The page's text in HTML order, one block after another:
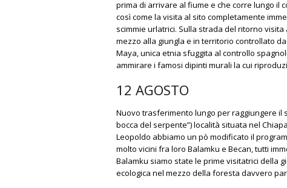
prima di arrivare al fiume e che corre lungo il
così come la visita al sito completamente
scimmie urlatrici. Sulla strada del ritorno
mezzo alla giungla e in territorio controllato
Maya, unica etnia sfuggita al controllo
ammirare i famosi dipinti murali la cui
12 AGOSTO
Nuovo trasferimento lungo per raggiungere il
bocca del serpente”) località situata nel
Leopoldo abbiamo un pò modificato il
molto vicini fra loro Balamku e Becan, tutti
Balamku siamo state le prime visitatrici della
ecologica nel mezzo della foresta davvero